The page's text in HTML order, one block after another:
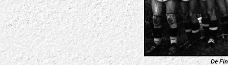
De